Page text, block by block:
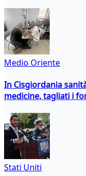
Medio Oriente
In Cisgiordania
medicine, tagliati i
Stati Uniti